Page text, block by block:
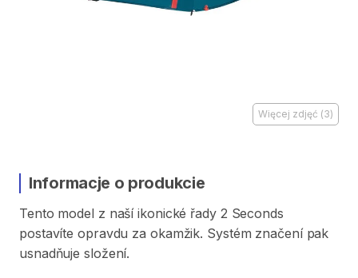
Więcej zdjęć (3)
Informacje o produkcie
Tento model z naší ikonické řady 2 Seconds
postavíte opravdu za okamžik. Systém značení pak
usnadňuje složení.